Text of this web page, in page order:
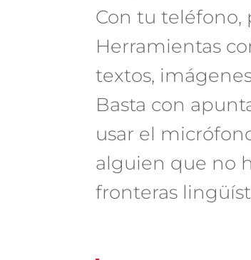
Con tu
Herramientas
textos,
Basta con
usar el
alguien que no
fronteras